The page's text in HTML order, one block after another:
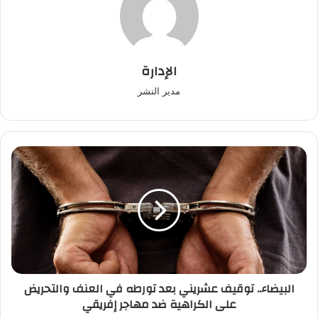
الإدارة
مدير النشر
البيضاء..
توقيف
عشريني
تورطه
في
العنف
والتحريض
على
الكراهية
البيضاء.. توقيف عشريني بعد تورطه في العنف والتحريض
على الكراهية ضد مهاجر إفريقي